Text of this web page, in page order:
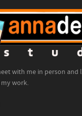
with me in person and
work.